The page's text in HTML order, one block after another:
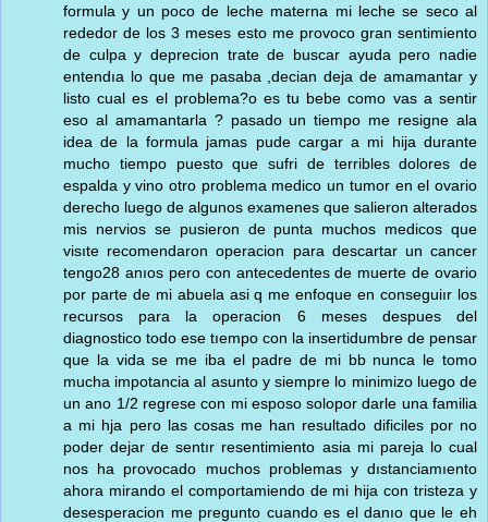
formula y un poco de leche materna mi leche se seco al
rededor de los 3 meses esto me provoco gran sentimiento
de culpa y deprecion trate de buscar ayuda pero nadie
entendıa lo que me pasaba ,decian deja de amamantar y
listo cual es el problema?o es tu bebe como vas a sentir
eso al amamantarla ? pasado un tiempo me resigne ala
idea de la formula jamas pude cargar a mi hija durante
mucho tiempo puesto que sufri de terribles dolores de
espalda y vino otro problema medico un tumor en el ovario
derecho luego de algunos examenes que salieron alterados
mis nervios se pusieron de punta muchos medicos que
visıte recomendaron operacion para descartar un cancer
tengo28 anıos pero con antecedentes de muerte de ovario
por parte de mi abuela asi q me enfoque en conseguiır los
recursos para la operacion 6 meses despues del
diagnostico todo ese tıempo con la insertidumbre de pensar
que la vida se me iba el padre de mi bb nunca le tomo
mucha impotancia al asunto y siempre lo minimizo luego de
un ano 1/2 regrese con mi esposo solopor darle una familia
a mi hja pero las cosas me han resultado dificiles por no
poder dejar de sentır resentimiento asia mi pareja lo cual
nos ha provocado muchos problemas y dıstanciamıento
ahora mirando el comportamiendo de mi hija con tristeza y
desesperacion me pregunto cuando es el danıo que le eh